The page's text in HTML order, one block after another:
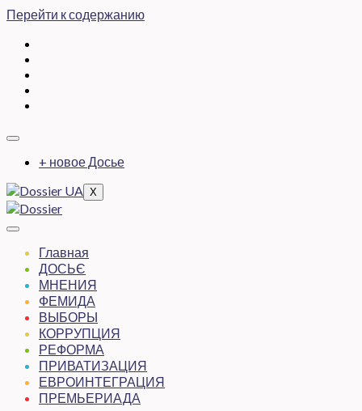
Перейти к содержанию
+ новое Досье
X
Главная
ДОСЬЄ
МНЕНИЯ
ФЕМИДА
ВЫБОРЫ
КОРРУПЦИЯ
РЕФОРМА
ПРИВАТИЗАЦИЯ
ЕВРОИНТЕГРАЦИЯ
ПРЕМЬЕРИАДА